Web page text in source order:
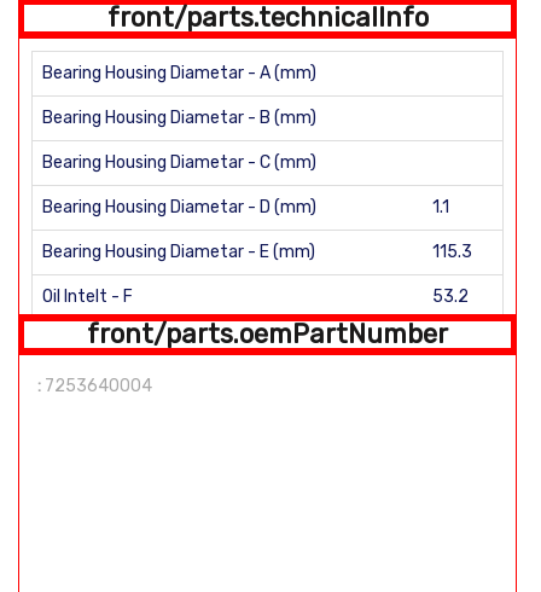
front/parts.technicalInfo
Bearing Housing Diametar - A (mm)
Bearing Housing Diametar - B (mm)
Bearing Housing Diametar - C (mm)
Bearing Housing Diametar - D (mm) 1.1
Bearing Housing Diametar - E (mm) 115.3
Oil Intelt - F 53.2
front/parts.fitCW
Water - H
front/parts.oemPartNumber
: 7253640004